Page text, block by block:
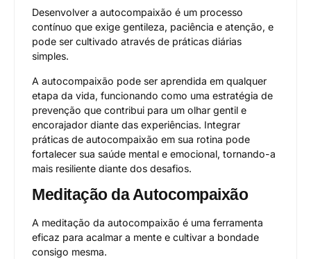
Desenvolver a autocompaixão é um processo
contínuo que exige gentileza, paciência e atenção, e
pode ser cultivado através de práticas diárias
simples.
A autocompaixão pode ser aprendida em qualquer
etapa da vida, funcionando como uma estratégia de
prevenção que contribui para um olhar gentil e
encorajador diante das experiências. Integrar
práticas de autocompaixão em sua rotina pode
fortalecer sua saúde mental e emocional, tornando-a
mais resiliente diante dos desafios.
Meditação da Autocompaixão
A meditação da autocompaixão é uma ferramenta
eficaz para acalmar a mente e cultivar a bondade
consigo mesma.